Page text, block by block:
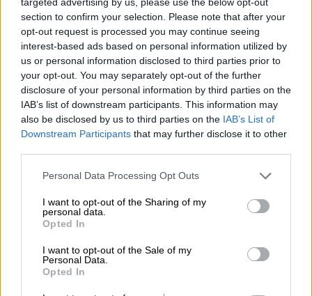
section to confirm your selection. Please note that after your
opt-out request is processed you may continue seeing
interest-based ads based on personal information utilized by
us or personal information disclosed to third parties prior to
your opt-out. You may separately opt-out of the further
disclosure of your personal information by third parties on the
IAB’s list of downstream participants. This information may
also be disclosed by us to third parties on the IAB’s List of
Downstream Participants that may further disclose it to other
Please note that this website/app uses one or more Google
not limited to your visit or usage behaviour. You may click to
grant or deny consent to Google and its third-party tags to
use your data for below specified purposes in below Google
consent section.
Personal Data Processing Opt Outs
I want to opt-out of the Sharing of my
personal data.
Opted In
I want to opt-out of the Sale of my
Personal Data.
Opted In
ψυχική υγεία
Η συνέντευξή της στο περιοδικό μόδας
δημοσιεύθηκε σχεδόν 14 μήνες μετά την
κυκλοφορία του τρίτου στούντιο άλμπουμ
της τραγουδίστριας με τίτλο «Rare», στο
οποίο περιλαμβάνονται τα singles «Lose You
to Love Me», « Look at Her Now » και « Rare
«Είναι δύσκολο να συνεχίσεις να κάνεις
απαραίτητα στα σοβαρά» είπε η Γκόμεζ.
«Υπήρξαν στιγμές που έλεγα: "Ποιο είναι το
νόημα;"».